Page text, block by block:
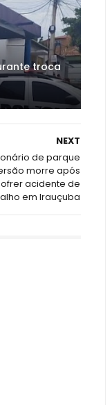
troca
NEXT
de parque
morre após
acidente de
em Irauçuba